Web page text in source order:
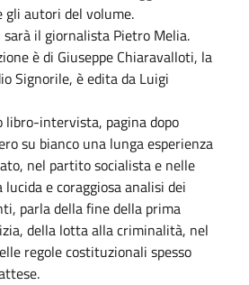
gli autori del volume.
il giornalista Pietro Melia.
è di Giuseppe Chiaravalloti, la
Signorile, è edita da Luigi
intervista, pagina dopo
su bianco una lunga esperienza
nel partito socialista e nelle
e coraggiosa analisi dei
parla della fine della prima
della lotta alla criminalità, nel
regole costituzionali spesso